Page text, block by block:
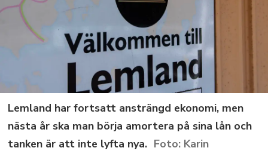
Lemland har fortsatt ansträngd ekonomi, men
nästa år ska man börja amortera på sina lån och
tanken är att inte lyfta nya.
Karin